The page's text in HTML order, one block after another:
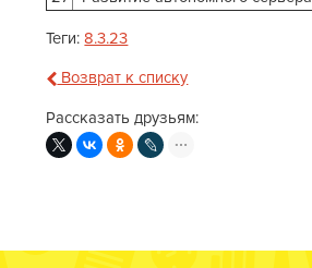
Теги:8.3.23
Возврат к списку
Рассказать друзьям: